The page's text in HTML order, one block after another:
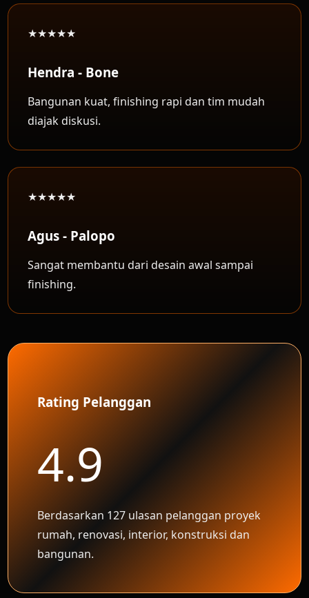
★★★★★
Hendra - Bone
Bangunan kuat, finishing rapi dan tim mudah
diajak diskusi.
★★★★★
Agus - Palopo
Sangat membantu dari desain awal sampai
finishing.
Rating Pelanggan
4.9
Berdasarkan 127 ulasan pelanggan proyek
rumah, renovasi, interior, konstruksi dan
bangunan.